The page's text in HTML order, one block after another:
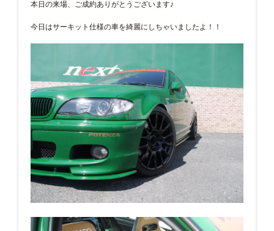
本日の来場、ご成約ありがとうございます♪
今日はサーキット仕様の車を綺麗にしちゃいましたよ！！